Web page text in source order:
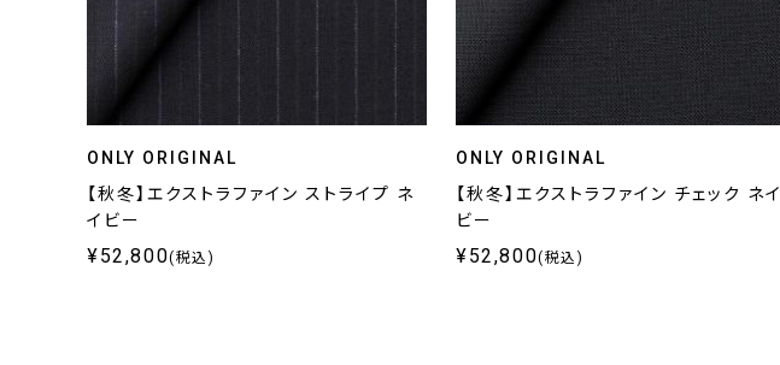
ONLY ORIGINAL
【秋冬】エクストラファイン ストライプ ネ
イビー
¥52,800(税込)
ONLY ORIGINAL
【秋冬】エクストラファイン チェック ネイ
ビー
¥52,800(税込)